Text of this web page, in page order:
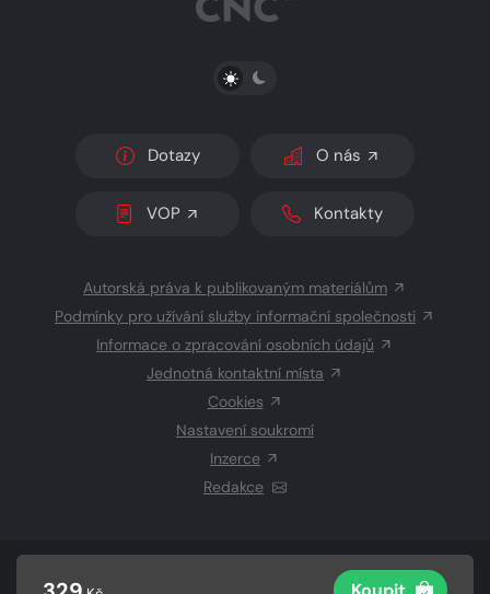
PŘEPNOUT SVĚTLÝ/TMAVÝ REŽIM
Dotazy O nás
VOP Kontakty
Autorská práva k publikovaným materiálům
Podmínky pro užívání služby informační společnosti
Informace o zpracování osobních údajů
Jednotná kontaktní místa
Cookies
Nastavení soukromí
Inzerce
Redakce
CZECH NEWS CENTER a.s.a dodavatelé